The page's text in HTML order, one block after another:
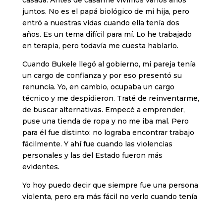
juntos. No es el papá biológico de mi hija, pero
entró a nuestras vidas cuando ella tenía dos
años. Es un tema difícil para mí. Lo he trabajado
en terapia, pero todavía me cuesta hablarlo.
Cuando Bukele llegó al gobierno, mi pareja tenía
un cargo de confianza y por eso presentó su
renuncia. Yo, en cambio, ocupaba un cargo
técnico y me despidieron. Traté de reinventarme,
de buscar alternativas. Empecé a emprender,
puse una tienda de ropa y no me iba mal. Pero
para él fue distinto: no lograba encontrar trabajo
fácilmente. Y ahí fue cuando las violencias
personales y las del Estado fueron más
evidentes.
Yo hoy puedo decir que siempre fue una persona
violenta, pero era más fácil no verlo cuando tenía